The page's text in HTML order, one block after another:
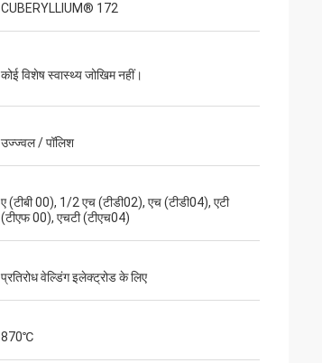
CUBERYLLIUM® 172
कोई विशेष स्वास्थ्य जोखिम नहीं।
उज्ज्वल / पॉलिश
ए (टीबी 00), 1/2 एच (टीडी02), एच (टीडी04), एटी
(टीएफ 00), एचटी (टीएच04)
प्रतिरोध वेल्डिंग इलेक्ट्रोड के लिए
870℃